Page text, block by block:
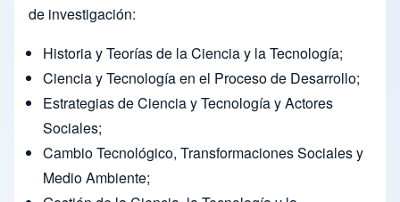
de investigación:
Historia y Teorías de la Ciencia y la Tecnología;
Ciencia y Tecnología en el Proceso de Desarrollo;
Estrategias de Ciencia y Tecnología y Actores
Sociales;
Cambio Tecnológico, Transformaciones Sociales y
Medio Ambiente;